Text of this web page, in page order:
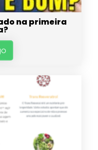
na primeira